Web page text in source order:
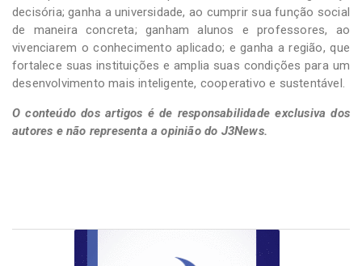
decisória; ganha a universidade, ao cumprir sua função social
de maneira concreta; ganham alunos e professores, ao
vivenciarem o conhecimento aplicado; e ganha a região, que
fortalece suas instituições e amplia suas condições para um
desenvolvimento mais inteligente, cooperativo e sustentável.
O conteúdo dos artigos é de responsabilidade exclusiva dos
autores e não representa a opinião do J3News.